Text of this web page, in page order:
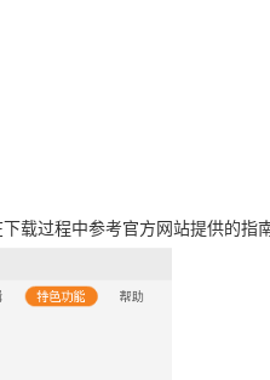
载过程中参考官方网站提供的指南